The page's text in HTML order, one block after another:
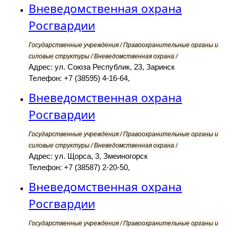
Вневедомственная охрана
Росгвардии
Государственные учреждения / Правоохранительные органы и
силовые структуры / Вневедомственная охрана /
Адрес: ул. Союза Республик, 23, Заринск
Телефон: +7 (38595) 4-16-64,
Вневедомственная охрана
Росгвардии
Государственные учреждения / Правоохранительные органы и
силовые структуры / Вневедомственная охрана /
Адрес: ул. Щорса, 3, Змеиногорск
Телефон: +7 (38587) 2-20-50,
Вневедомственная охрана
Росгвардии
Государственные учреждения / Правоохранительные органы и